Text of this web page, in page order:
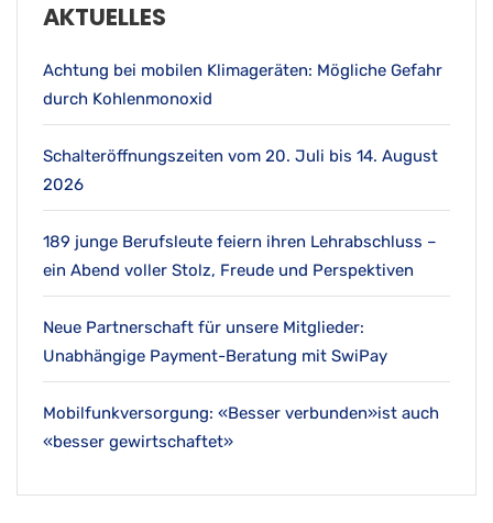
AKTUELLES
Achtung bei mobilen Klimageräten: Mögliche Gefahr
durch Kohlenmonoxid
Schalteröffnungszeiten vom 20. Juli bis 14. August
2026
189 junge Berufsleute feiern ihren Lehrabschluss –
ein Abend voller Stolz, Freude und Perspektiven
Neue Partnerschaft für unsere Mitglieder:
Unabhängige Payment-Beratung mit SwiPay
Mobilfunkversorgung: «Besser verbunden»ist auch
«besser gewirtschaftet»